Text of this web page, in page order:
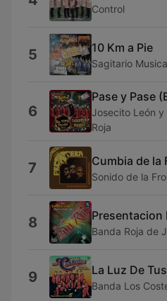
Control
5 10 Km a Pie
Sagitario
6
Pase y Pase
Josecito León y
Roja
7 Cumbia de la
Sonido de la
8 Presentacion
Banda Roja de
9 La Luz De
Banda Los